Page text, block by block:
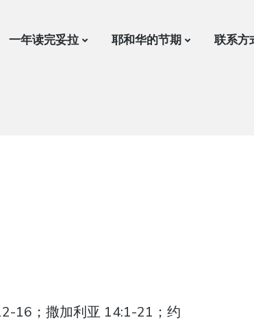
一年读完妥拉 耶和华的节期 联系方
16；撒加利亚 14:1-21；约